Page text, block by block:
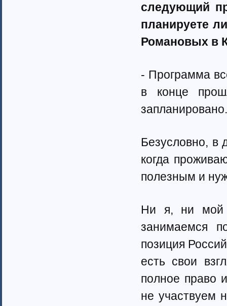
следующий
планируете
Романовых в
- Программа
в конце
запланировано.
Безусловно, в
когда
полезным и
Ни я, ни мой
занимаемся
позиция
есть свои
полное право
не участвуем